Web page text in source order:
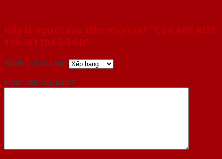
Hãy là người đầu tiên nhận xét “Cửa ABS KOS
110-MT104 3-SGD”
Đánh giá của bạn
Nhận xét của bạn *